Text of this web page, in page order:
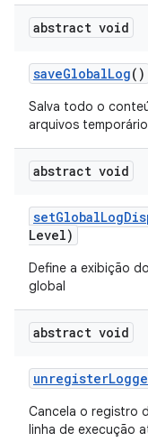
abstract void
saveGlobalLog()
Salva todo o
arquivos
abstract void
setGlobalLog
Level)
Define a exibição
global
abstract void
unregister
Cancela o registro
linha de execução